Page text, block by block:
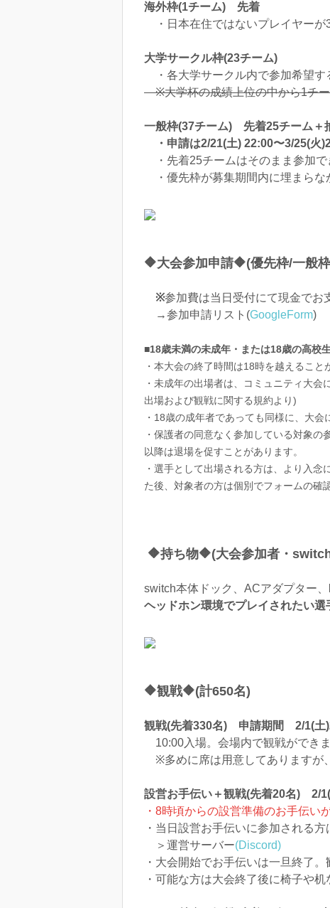
海外枠(1チーム) 先着
・日本在住ではないプレイヤーが
大学サークル枠(23チーム)
・各大学サークル内で参加希望す
※大学杯の成績上位の中から1チー
一般枠(37チーム) 先着25チーム＋
・申請は2/21(土) 22:00〜3/25(火
・先着25チームはそのまま参加で
・優先枠が募集期間内に埋まらな
🔶大会参加申請🔶(優先枠/一般
※参加費は当日受付にて現金でお
→参加申請リスト(GoogleForm)
■18歳未満の未成年・または18歳の高校
・本大会の終了時間は18時を越えること
・未成年の出場者は、コミュニティ大
出場および観戦に関する規約より)
・18歳の成年者であっても同様に、大
・保護者の同意なく参加している対象
以降は退場を促すことがあります。
・選手として出場される方は、より入
た後、対象者の方は個別でフォームの確
🔶持ち物🔶(大会参加者・
switch本体ドック、ACアダプター、
ヘッドホン環境でプレイされたい
🔶観戦🔶(計650名)
観戦(先着330名) 申請期間 2/1(土
10:00入場。会場内で観戦ができ
※多めに席は用意してあります
設営お手伝い＋観戦(先着20名) 2/
・8時頃からの設営準備のお手伝い
・当日設営お手伝いに参加される
＞運営サーバー(Discord)
・大会開始でお手伝いは一旦終了。
・可能な方は大会終了後に椅子や